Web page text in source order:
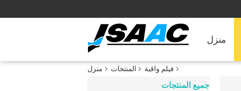
منزل
منزل المنتجات فيلم واقية
جميع المنتجات